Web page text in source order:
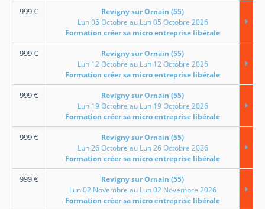
999€
Revigny sur Ornain (55)
Lun 05 Octobre au Lun 05 Octobre 2026
Formation créer sa micro entreprise libérale
999€
Revigny sur Ornain (55)
Lun 12 Octobre au Lun 12 Octobre 2026
Formation créer sa micro entreprise libérale
999€
Revigny sur Ornain (55)
Lun 19 Octobre au Lun 19 Octobre 2026
Formation créer sa micro entreprise libérale
999€
Revigny sur Ornain (55)
Lun 26 Octobre au Lun 26 Octobre 2026
Formation créer sa micro entreprise libérale
999€
Revigny sur Ornain (55)
Lun 02 Novembre au Lun 02 Novembre 2026
Formation créer sa micro entreprise libérale